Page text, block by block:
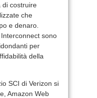
di costruire
che
e denaro.
sono
per
della
SCI di Verizon si
Amazon Web